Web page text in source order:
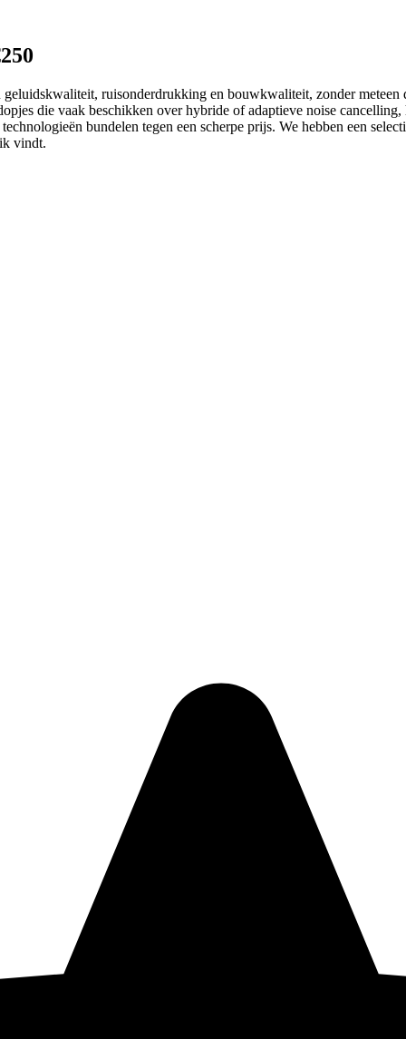
ruisonderdrukking en bouwkwaliteit, zonder
die vaak beschikken over hybride of adaptieve noise
bundelen tegen een scherpe prijs. We hebben een
vindt.